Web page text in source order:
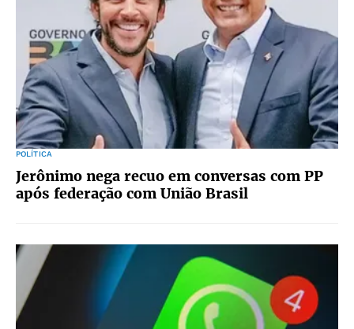
POLÍTICA
Jerônimo nega recuo em conversas com PP
após federação com União Brasil